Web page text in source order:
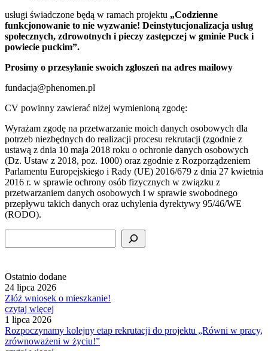
usługi świadczone będą w ramach projektu „Codzienne
funkcjonowanie to nie wyzwanie! Deinstytucjonalizacja usług
społecznych, zdrowotnych i pieczy zastępczej w gminie Puck i
powiecie puckim”.
Prosimy o przesyłanie swoich zgłoszeń na adres mailowy
fundacja@phenomen.pl
CV powinny zawierać niżej wymienioną zgodę:
Wyrażam zgodę na przetwarzanie moich danych osobowych dla
potrzeb niezbędnych do realizacji procesu rekrutacji (zgodnie z
ustawą z dnia 10 maja 2018 roku o ochronie danych osobowych
(Dz. Ustaw z 2018, poz. 1000) oraz zgodnie z Rozporządzeniem
Parlamentu Europejskiego i Rady (UE) 2016/679 z dnia 27 kwietnia
2016 r. w sprawie ochrony osób fizycznych w związku z
przetwarzaniem danych osobowych i w sprawie swobodnego
przepływu takich danych oraz uchylenia dyrektywy 95/46/WE
(RODO).
Ostatnio dodane
24 lipca 2026
Złóż wniosek o mieszkanie!
czytaj więcej
1 lipca 2026
Rozpoczynamy kolejny etap rekrutacji do projektu „Równi w pracy,
zrównoważeni w życiu!”